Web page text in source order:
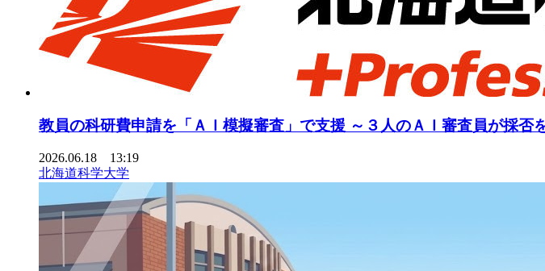
教員の科研費申請を「ＡＩ模擬審査」で支援 ～３人のＡＩ審査員が採
2026.06.18 13:19
北海道科学大学